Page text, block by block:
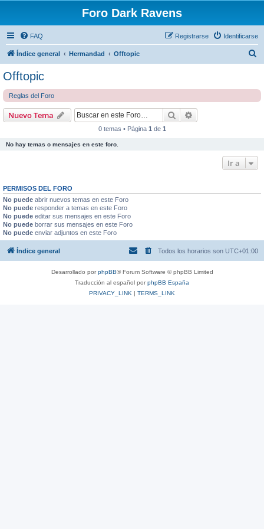
Foro Dark Ravens
FAQ Identificarse
Registrarse
Índice general Hermandad Offtopic
Offtopic
Reglas del Foro
Nuevo Tema Buscar
0 temas • Página 1 de 1
No hay temas o mensajes en este foro.
Ir a
PERMISOS DEL FORO
No puede abrir nuevos temas en este Foro
No puede responder a temas en este Foro
No puede editar sus mensajes en este Foro
No puede borrar sus mensajes en este Foro
No puede enviar adjuntos en este Foro
Índice general Todos los horarios son UTC+01:00
Desarrollado porphpBB® Forum Software © phpBB Limited
Traducción al español porphpBB España
PRIVACY_LINK | TERMS_LINK